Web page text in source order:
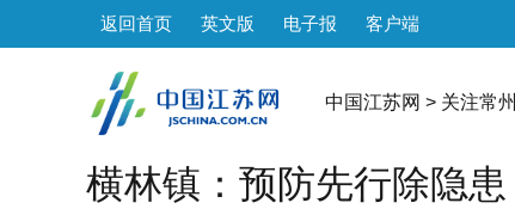
返回首页 英文版 电子报 客户端
中国江苏网 > 关注常州
横林镇：预防先行除隐